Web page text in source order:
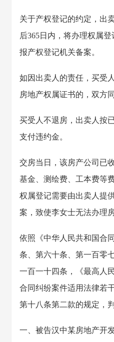
关于产权登记的约定，出
后365日内，将办理权属
报产权登记机关备案。
如因出卖人的责任，买受
房地产权属证书的，双方
买受人不退房，出卖人按
支付违约金。
交房当日，该房产公司已
基金、测绘费、工本费等
权属登记需要由出卖人提
案，致使李女士无法办理房
依照《中华人民共和国合
条、第六十条、第一百零
一百一十四条，《最高人
合同纠纷案件适用法律若
第十八条第二款的规定，
一、被告汉中某房地产开